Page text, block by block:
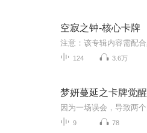
空寂之钟-核心卡牌
124 3.6万
梦妍蔓延之卡牌觉醒
9 78